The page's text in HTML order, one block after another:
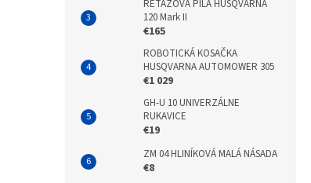
REŤAZOVÁ PÍLA HUSQVARNA
120 Mark II
€165
ROBOTICKÁ KOSAČKA
HUSQVARNA AUTOMOWER 305
€1 029
GH-U 10 UNIVERZÁLNE
RUKAVICE
€19
ZM 04 HLINÍKOVÁ MALÁ NÁSADA
€8